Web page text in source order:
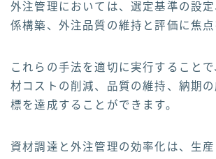
外注管理においては、選定基準の設
係構築、外注品質の維持と評価に焦点
これらの手法を適切に実行すること
材コストの削減、品質の維持、納期
標を達成することができます。
資材調達と外注管理の効率化は、生